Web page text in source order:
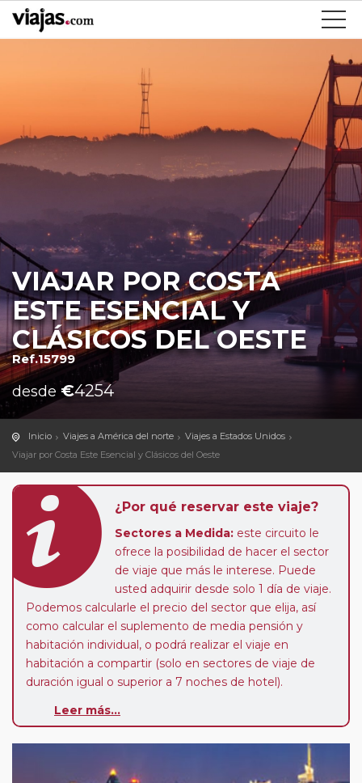
VIAJAR POR COSTA
ESTE ESENCIAL Y
CLÁSICOS DEL OESTE
Ref.15799
desde €4254
Inicio Viajes a América del norte
Viajes a Estados Unidos
Viajar por Costa Este Esencial y Clásicos del Oeste
¿Por qué reservar este viaje?
Sectores a Medida: este circuito le
ofrece la posibilidad de hacer el sector
de viaje que más le interese. Puede
usted adquirir desde solo 1 día de viaje.
Podemos calcularle el precio del sector que elija, así
como calcular el suplemento de media pensión y
habitación individual, o podrá realizar el viaje en
habitación a compartir (solo en sectores de viaje de
duración igual o superior a 7 noches de hotel).
año, ofrece a los pasajeros que ya hayan viajado con
nuestro Club de Pasajeros (cuya obtención se realiza
tras rellenar el cuestionario de satisfacción en "Mi viaje")
Leer más...